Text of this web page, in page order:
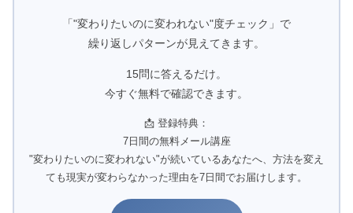
「"変わりたいのに変われない"度チェック」で
繰り返しパターンが見えてきます。
15問に答えるだけ。
今すぐ無料で確認できます。
📩 登録特典：
7日間の無料メール講座
"変わりたいのに変われない"が続いているあなたへ、方法を変え
ても現実が変わらなかった理由を7日間でお届けします。